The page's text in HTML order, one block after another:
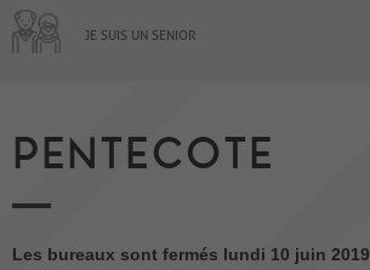
JE SUIS UN SENIOR
PENTECOTE
Les bureaux sont fermés lundi 10 juin 2019